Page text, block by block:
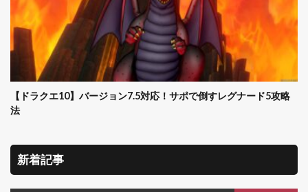
【ドラクエ10】バージョン7.5対応！サポで倒すレグナード5攻略
法
新着記事